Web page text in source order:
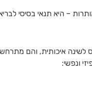
– היא תנאי בסיסי
ונפשי: